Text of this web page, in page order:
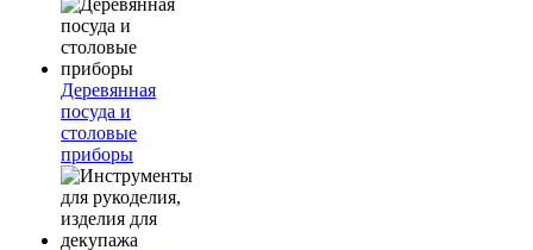
Деревянная
посуда и
столовые
приборы